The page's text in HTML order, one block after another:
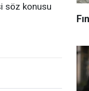
söz konusu